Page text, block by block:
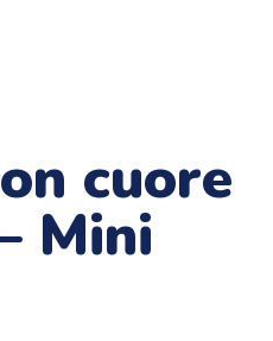
cuore
Mini